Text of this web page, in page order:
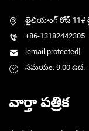
తైలియాంగ్ రోడ్ 11#
+86-13182442305
[email protected]
సమయం: 9.00 ఉద.
వార్తా పత్రిక